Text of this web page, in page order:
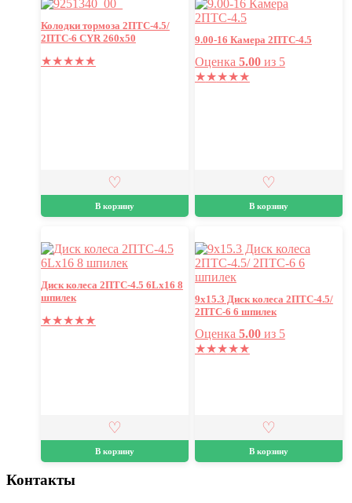
Колодки тормоза 2ПТС-4.5/
2ПТС-6 CYR 260х50
★★★★★
В корзину
9.00-16 Камера 2ПТС-4.5
Оценка 5.00из 5
★★★★★
В корзину
Диск колеса 2ПТС-4.5 6Lх16 8
шпилек
★★★★★
В корзину
9х15.3 Диск колеса 2ПТС-4.5/
2ПТС-6 6 шпилек
Оценка 5.00из 5
★★★★★
В корзину
Контакты